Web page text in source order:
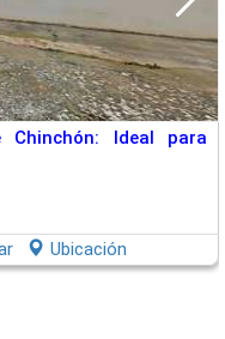
Ideal para
Ubicación